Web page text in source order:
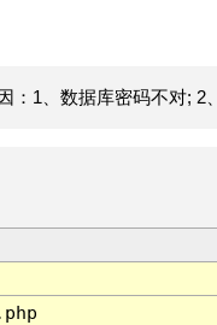
1、数据库密码不对; 2